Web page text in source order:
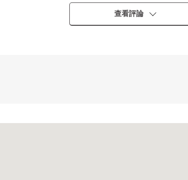
查看評論